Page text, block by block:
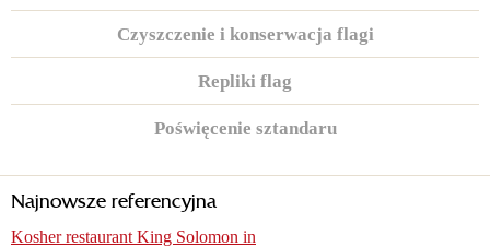
Czyszczenie i konserwacja flagi
Repliki flag
Poświęcenie sztandaru
Najnowsze referencyjna
Kosher restaurant King Solomon in